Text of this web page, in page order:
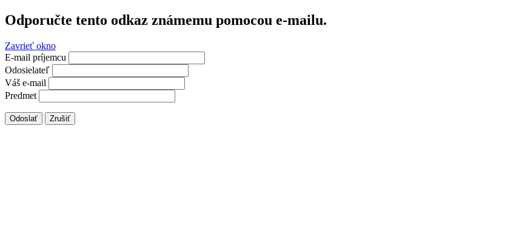
Odporučte tento odkaz známemu pomocou e-mailu.
Zavrieť okno
E-mail príjemcu
Odosielateľ
Váš e-mail
Predmet
Odoslať Zrušiť